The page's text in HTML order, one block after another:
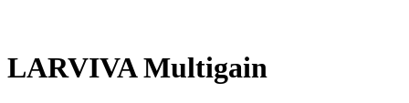
LARVIVA Multigain